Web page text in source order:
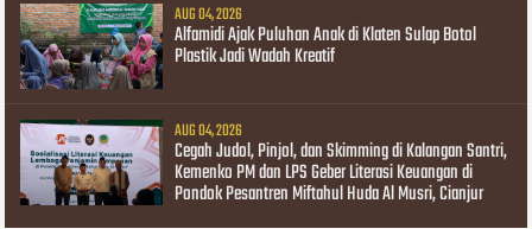
AUG 04, 2026
Alfamidi Ajak Puluhan Anak di Klaten Sulap Botol
Plastik Jadi Wadah Kreatif
AUG 04, 2026
Cegah Judol, Pinjol, dan Skimming di Kalangan Santri,
Kemenko PM dan LPS Geber Literasi Keuangan di
Pondok Pesantren Miftahul Huda Al Musri, Cianjur